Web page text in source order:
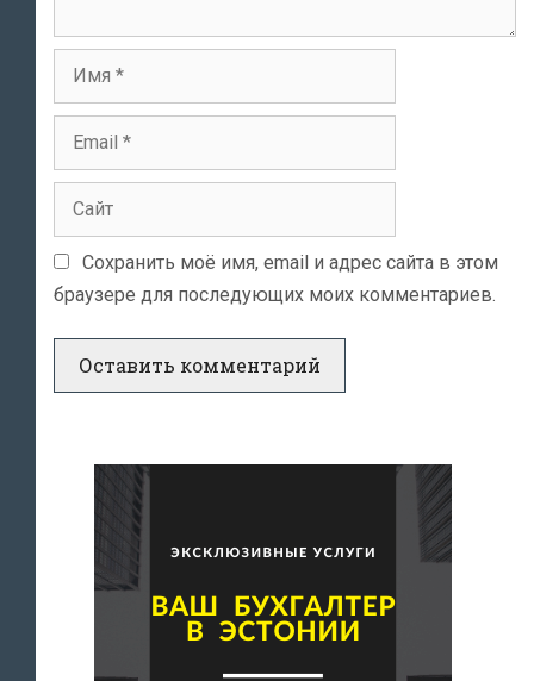
Сохранить моё имя, email и адрес сайта в этом
браузере для последующих моих комментариев.